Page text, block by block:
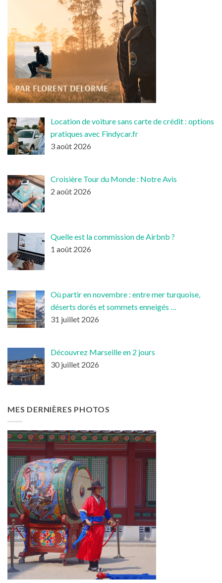
Location de voiture sans carte de crédit : options
pratiques avec Findycar.fr
3 août 2026
Croisière Tour du Monde : Notre Avis
2 août 2026
Quelle est la commission de Airbnb ?
1 août 2026
Où partir en novembre : entre mer turquoise,
déserts dorés et sommets enneigés …
31 juillet 2026
Découvrez Marseille en 2 jours
30 juillet 2026
MES DERNIÈRES PHOTOS